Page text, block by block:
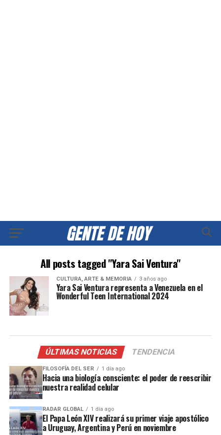
All posts tagged "Yara Sai Ventura"
CULTURA, ARTE & MEMORIA 3 años ago
Yara Sai Ventura representa a Venezuela en el
Wonderful Teen International 2024
ÚLTIMAS NOTICIAS TENDENCIA
FILOSOFÍA DEL SER 1 día ago
Hacia una biología consciente: el poder de reescribir
nuestra realidad celular
RADAR GLOBAL 1 día ago
El Papa León XIV realizará su primer viaje apostólico
a Uruguay, Argentina y Perú en noviembre